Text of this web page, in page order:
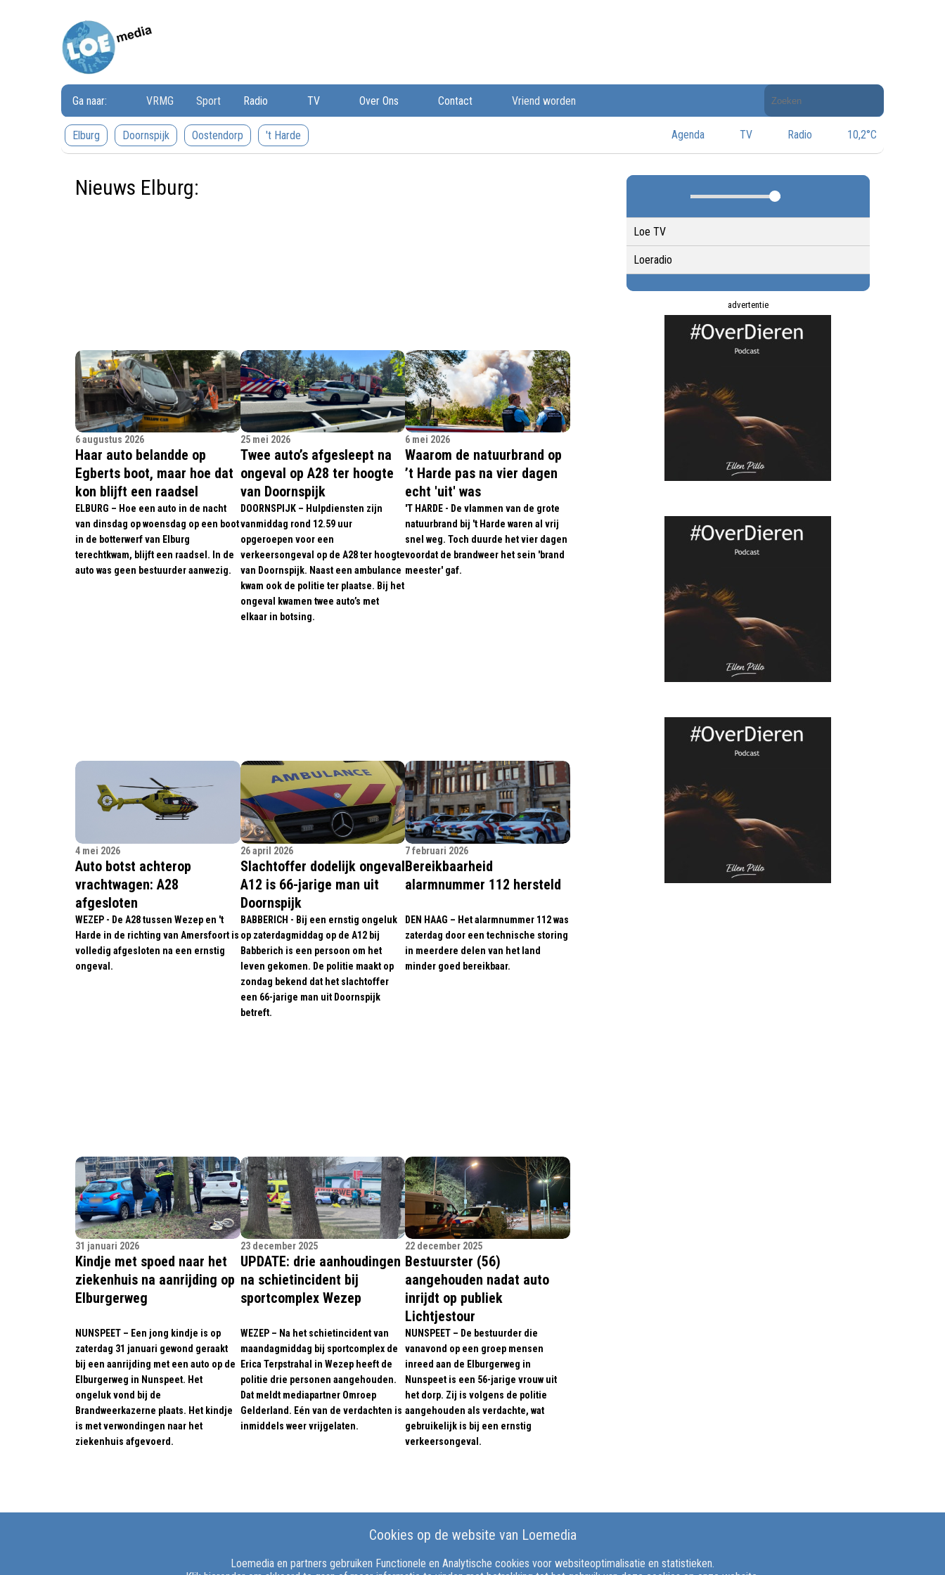
Ga naar: VRMG Sport Radio TV Over Ons Contact Vriend worden
Doorzoek
de
website
Elburg
Doornspijk Oostendorp 't Harde Agenda TV Radio 10,2°C
Nieuws Elburg:
6 augustus 2026
Haar auto belandde op
Egberts boot, maar hoe dat
kon blijft een raadsel
ELBURG – Hoe een auto in de nacht
van dinsdag op woensdag op een boot
in de botterwerf van Elburg
terechtkwam, blijft een raadsel. In de
auto was geen bestuurder aanwezig.
25 mei 2026
Twee auto’s afgesleept na
ongeval op A28 ter hoogte
van Doornspijk
DOORNSPIJK – Hulpdiensten zijn
vanmiddag rond 12.59 uur
opgeroepen voor een
verkeersongeval op de A28 ter hoogte
van Doornspijk. Naast een ambulance
kwam ook de politie ter plaatse. Bij het
ongeval kwamen twee auto’s met
elkaar in botsing.
6 mei 2026
Waarom de natuurbrand op
’t Harde pas na vier dagen
echt 'uit' was
'T HARDE - De vlammen van de grote
natuurbrand bij 't Harde waren al vrij
snel weg. Toch duurde het vier dagen
voordat de brandweer het sein 'brand
meester' gaf.
4 mei 2026
Auto botst achterop
vrachtwagen: A28
afgesloten
WEZEP - De A28 tussen Wezep en 't
Harde in de richting van Amersfoort is
volledig afgesloten na een ernstig
ongeval.
26 april 2026
Slachtoffer dodelijk ongeval
A12 is 66-jarige man uit
Doornspijk
BABBERICH - Bij een ernstig ongeluk
op zaterdagmiddag op de A12 bij
Babberich is een persoon om het
leven gekomen. De politie maakt op
zondag bekend dat het slachtoffer
een 66-jarige man uit Doornspijk
betreft.
7 februari 2026
Bereikbaarheid
alarmnummer 112 hersteld
DEN HAAG – Het alarmnummer 112 was
zaterdag door een technische storing
in meerdere delen van het land
minder goed bereikbaar.
31 januari 2026
Kindje met spoed naar het
ziekenhuis na aanrijding op
Elburgerweg
NUNSPEET – Een jong kindje is op
zaterdag 31 januari gewond geraakt
bij een aanrijding met een auto op de
Elburgerweg in Nunspeet. Het
ongeluk vond bij de
Brandweerkazerne plaats. Het kindje
is met verwondingen naar het
ziekenhuis afgevoerd.
23 december 2025
UPDATE: drie aanhoudingen
na schietincident bij
sportcomplex Wezep
WEZEP – Na het schietincident van
maandagmiddag bij sportcomplex de
Erica Terpstrahal in Wezep heeft de
politie drie personen aangehouden.
Dat meldt mediapartner Omroep
Gelderland. Eén van de verdachten is
inmiddels weer vrijgelaten.
22 december 2025
Bestuurster (56)
aangehouden nadat auto
inrijdt op publiek
Lichtjestour
NUNSPEET – De bestuurder die
vanavond op een groep mensen
inreed aan de Elburgerweg in
Nunspeet is een 56-jarige vrouw uit
het dorp. Zij is volgens de politie
aangehouden als verdachte, wat
gebruikelijk is bij een ernstig
verkeersongeval.
Loe TV
Loeradio
advertentie
Cookies op de website van Loemedia
Loemedia en partners gebruiken Functionele en Analytische cookies voor websiteoptimalisatie en statistieken.